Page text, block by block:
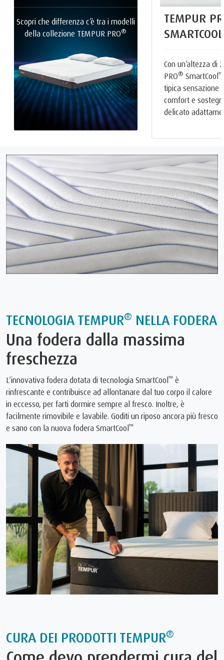
Scopri che differenza c’è tra i modelli
della collezione TEMPUR PRO®
TEMPUR
SMARTCOOL
Con un’altezza di
PRO® SmartCool ™
tipica sensazione
comfort e
delicato
TECNOLOGIA TEMPUR® NELLA FODERA
Una fodera dalla massima
freschezza
L’innovativa fodera dotata di tecnologia SmartCool™ è
rinfrescante e contribuisce ad allontanare dal tuo corpo il calore
in eccesso, per farti dormire sempre al fresco. Inoltre, è
facilmente rimovibile e lavabile. Goditi un riposo ancora più fresco
e sano con la nuova fodera SmartCool™
CURA DEI PRODOTTI TEMPUR®